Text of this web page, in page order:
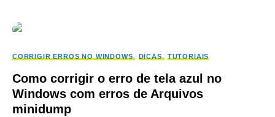
CORRIGIR ERROS NO WINDOWS DICAS TUTORIAIS
Como corrigir o erro de tela azul no
Windows com erros de Arquivos
minidump